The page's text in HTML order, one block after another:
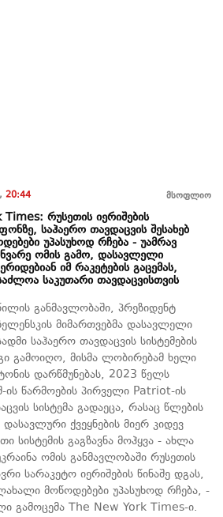
20:44 მსოფლიო
რუსეთის იერიშების
საჰაერო თავდაცვის შესახებ
უპასუხოდ რჩება - უამრავ
ომის გამო, დასავლელი
იმ რაკეტების გაცემას,
საკუთარი თავდაცვისთვის
განმავლობაში, პრეზიდენტ
მიმართვებმა დასავლელი
საჰაერო თავდაცვის სისტემების
გამოიღო, მისმა ლობირებამ ხელი
დარწმუნებას, 2023 წელს
ის წარმოების პირველი Patriot-ის
სისტემა გადაეცა, რასაც წლების
ქვეყნების მიერ კიდევ
სისტემის გაგზავნა მოჰყვა - ახლა
ომის განმავლობაში რუსეთის
სარაკეტო იერიშების წინაშე დგას,
მოწოდებები უპასუხოდ რჩება, -
გამოცემა The New York Times-ი.